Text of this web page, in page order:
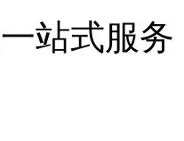
站式服务